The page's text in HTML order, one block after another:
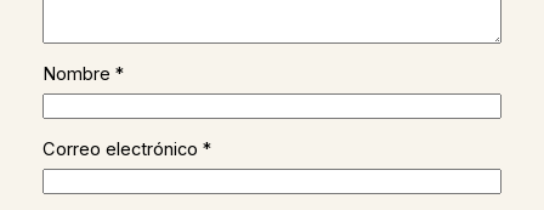
Nombre *
Correo electrónico *